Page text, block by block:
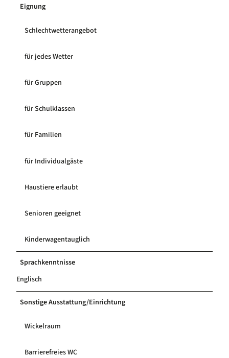
Eignung
Schlechtwetterangebot
für jedes Wetter
für Gruppen
für Schulklassen
für Familien
für Individualgäste
Haustiere erlaubt
Senioren geeignet
Kinderwagentauglich
Sprachkenntnisse
Englisch
Sonstige Ausstattung/Einrichtung
Wickelraum
Barrierefreies WC